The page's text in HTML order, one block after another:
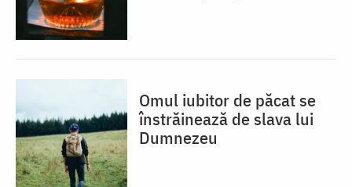
Omul iubitor de păcat se
înstrăinează de slava lui
Dumnezeu